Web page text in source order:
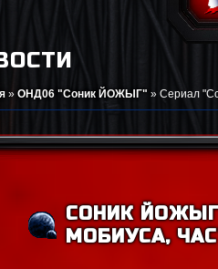
» ОНД06 "Соник ЙОЖЫГ" » Сериал
СОНИК ЙОЖЫГ
МОБИУСА,